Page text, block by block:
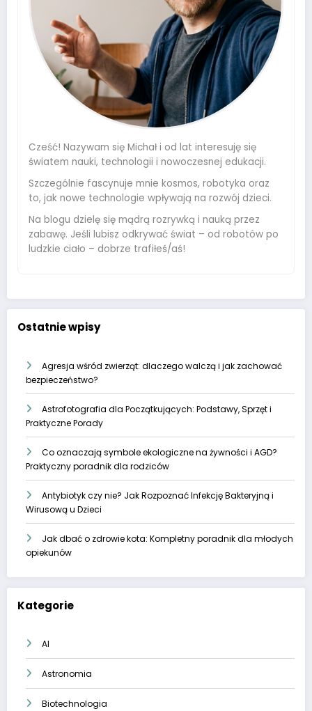
Cześć! Nazywam się Michał i od lat interesuję się
światem nauki, technologii i nowoczesnej edukacji.
Szczególnie fascynuje mnie kosmos, robotyka oraz
to, jak nowe technologie wpływają na rozwój dzieci.
Na blogu dzielę się mądrą rozrywką i nauką przez
zabawę. Jeśli lubisz odkrywać świat – od robotów po
ludzkie ciało – dobrze trafiłeś/aś!
Ostatnie wpisy
Agresja wśród zwierząt: dlaczego walczą i jak zachować
bezpieczeństwo?
Astrofotografia dla Początkujących: Podstawy, Sprzęt i
Praktyczne Porady
Co oznaczają symbole ekologiczne na żywności i AGD?
Praktyczny poradnik dla rodziców
Antybiotyk czy nie? Jak Rozpoznać Infekcję Bakteryjną i
Wirusową u Dzieci
Jak dbać o zdrowie kota: Kompletny poradnik dla młodych
opiekunów
Kategorie
AI
Astronomia
Biotechnologia